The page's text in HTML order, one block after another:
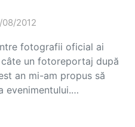
08/2012
fotografii oficial ai
un fotoreportaj după
an mi-am propus să
evenimentului.…